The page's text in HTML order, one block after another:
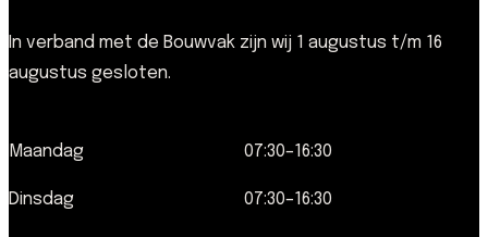
In verband met de Bouwvak zijn wij 1 augustus t/m 16
augustus gesloten.
Maandag
Dinsdag
07:30–16:30
07:30–16:30